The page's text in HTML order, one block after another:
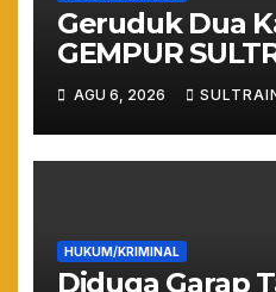
Geruduk Dua
GEMPUR
Keras: Lahan
Diduduki Jika
Kepastian
AGU 6, 2026
HUKUM/KRIMINAL
Diduga Garap